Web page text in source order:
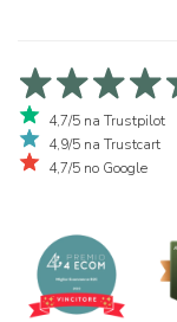
4,7/5 na Trustpilot
4,9/5 na Trustcart
4,7/5 no Google